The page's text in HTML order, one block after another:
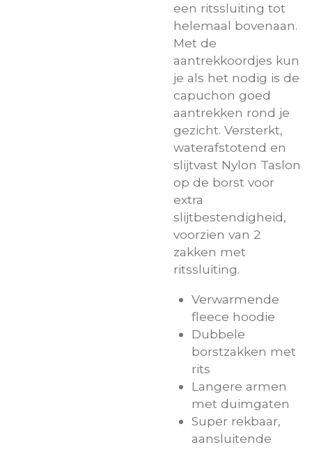
een ritssluiting tot
helemaal bovenaan.
Met de
aantrekkoordjes kun
je als het nodig is de
capuchon goed
aantrekken rond je
gezicht. Versterkt,
waterafstotend en
slijtvast Nylon Taslon
op de borst voor
extra
slijtbestendigheid,
voorzien van 2
zakken met
ritssluiting.
Verwarmende
fleece hoodie
Dubbele
borstzakken met
rits
Langere armen
met duimgaten
Super rekbaar,
aansluitende